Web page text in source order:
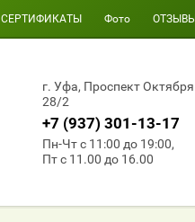
СЕРТИФИКАТЫ Фото ОТЗЫВЫ
г. Уфа, Проспект Октября
28/2
+7 (937) 301-13-17
Пн-Чт с 11:00 до 19:00,
Пт с 11.00 до 16.00